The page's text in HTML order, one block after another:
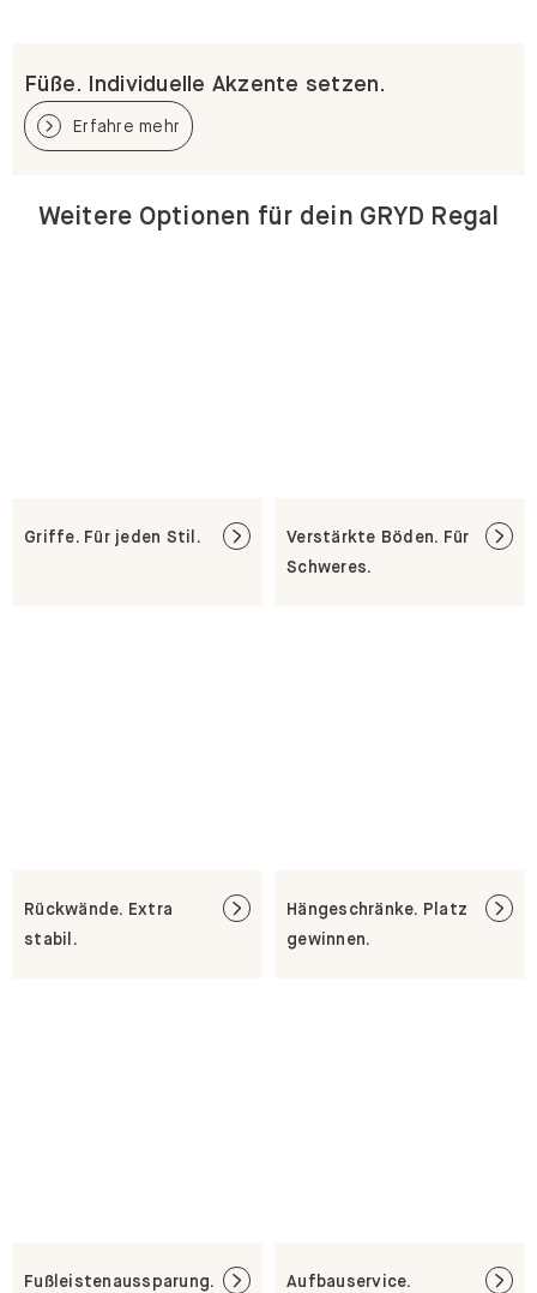
Füße. Individuelle Akzente setzen.
Erfahre mehr
Weitere Optionen für dein GRYD Regal
Griffe. Für jeden Stil.
Verstärkte Böden. Für
Schweres.
Rückwände. Extra
stabil.
Hängeschränke. Platz
gewinnen.
Fußleistenaussparung.
Aufbauservice.